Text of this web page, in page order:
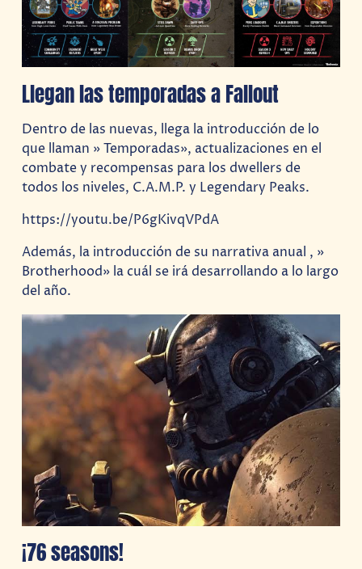
Llegan las temporadas a Fallout
Dentro de las nuevas, llega la introducción de lo
que llaman » Temporadas», actualizaciones en el
combate y recompensas para los dwellers de
todos los niveles, C.A.M.P. y Legendary Peaks.
https://youtu.be/P6gKivqVPdA
Además, la introducción de su narrativa anual , »
Brotherhood» la cuál se irá desarrollando a lo largo
del año.
¡76 seasons!